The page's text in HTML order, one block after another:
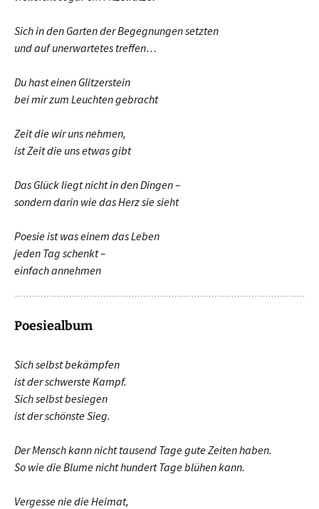
Sich in den Garten der Begegnungen setzten
und auf unerwartetes treffen…
Du hast einen Glitzerstein
bei mir zum Leuchten gebracht
Zeit die wir uns nehmen,
ist Zeit die uns etwas gibt
Das Glück liegt nicht in den Dingen –
sondern darin wie das Herz sie sieht
Poesie ist was einem das Leben
jeden Tag schenkt –
einfach annehmen
Poesiealbum
Sich selbst bekämpfen
ist der schwerste Kampf.
Sich selbst besiegen
ist der schönste Sieg.
Der Mensch kann nicht tausend Tage gute Zeiten haben.
So wie die Blume nicht hundert Tage blühen kann.
Vergesse nie die Heimat,